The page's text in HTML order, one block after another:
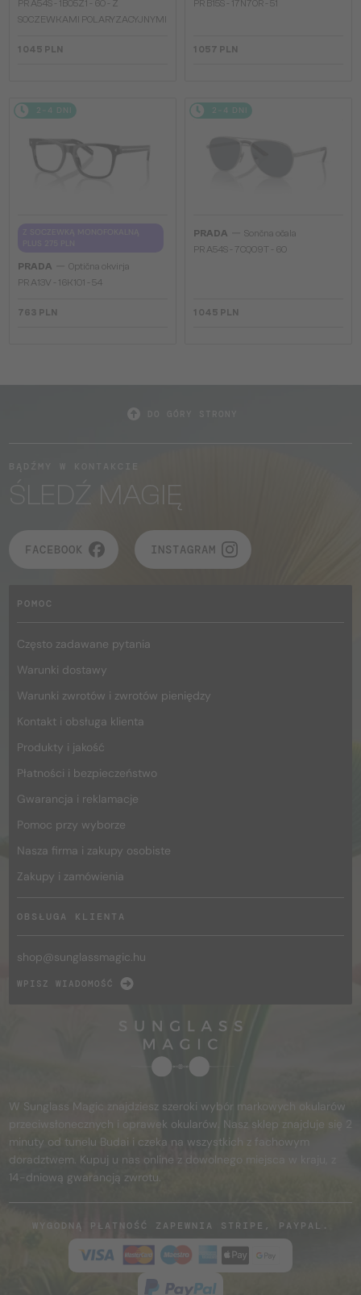
PR A54S - 1BO5Z1 - 60 - Z
SOCZEWKAMI POLARYZACYJNYMI
1 045 PLN
PR B15S - 17N70R - 51
1 057 PLN
2-4 DNI
PRADA
Optična okvirja
PR A13V - 16K1O1 - 54
763 PLN
2-4 DNI
PRADA
Sončna očala
PR A54S - 7CQ09T - 60
1 045 PLN
ŚLEDŹ MAGIĘ
FACEBOOK INSTAGRAM
POMOC
Często zadawane pytania
Warunki dostawy
Warunki zwrotów i zwrotów pieniędzy
Kontakt i obsługa klienta
Produkty i jakość
Płatności i bezpieczeństwo
Gwarancja i reklamacje
Pomoc przy wyborze
Nasza firma i zakupy osobiste
Zakupy i zamówienia
OBSŁUGA KLIENTA
shop@sunglassmagic.hu
WPISZ WIADOMOŚĆ
W Sunglass Magic znajdziesz szeroki wybór markowych okularów
przeciwsłonecznych i oprawek okularów. Nasz sklep znajduje się 2
minuty od tunelu Budai i czeka na wszystkich z fachowym
doradztwem. Kupuj u nas online z dowolnego miejsca w kraju, z
14-dniową gwarancją zwrotu.
WYGODNĄ PŁATNOŚĆ ZAPEWNIA STRIPE, PAYPAL.